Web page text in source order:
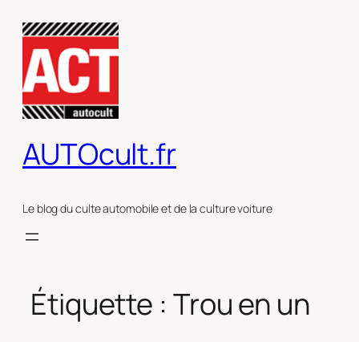
contenu
AUTOcult.fr
Le blog du culte automobile et de la culture voiture
Étiquette : Trou en un